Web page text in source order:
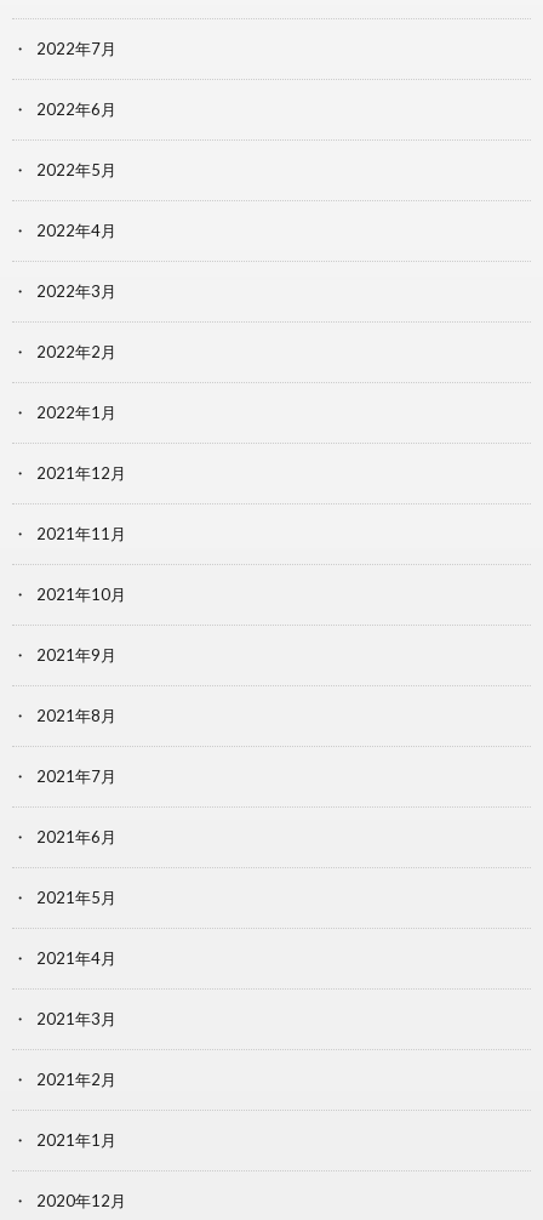
2022年7月
2022年6月
2022年5月
2022年4月
2022年3月
2022年2月
2022年1月
2021年12月
2021年11月
2021年10月
2021年9月
2021年8月
2021年7月
2021年6月
2021年5月
2021年4月
2021年3月
2021年2月
2021年1月
2020年12月